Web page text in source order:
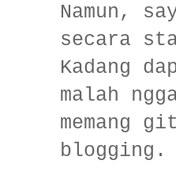
Namun,
secara
Kadang
malah
memang
blogging.